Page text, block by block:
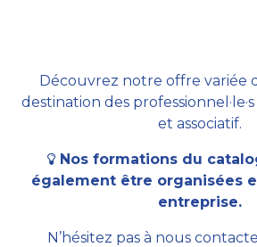
Découvrez notre offre variée
destination des
et associatif.
Nos formations du
également être organisées
entreprise.
N’hésitez pas à nous